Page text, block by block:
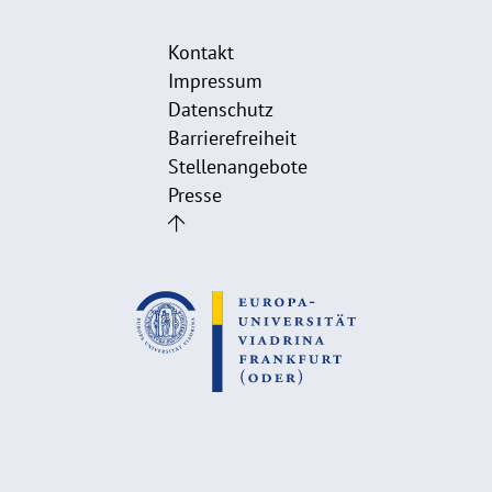
Kontakt
Impressum
Datenschutz
Barrierefreiheit
Stellenangebote
Presse